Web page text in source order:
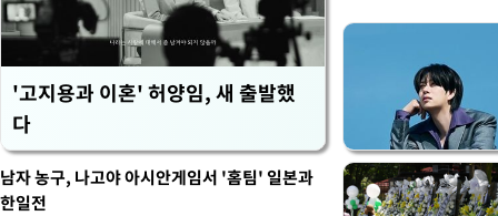
'고지용과 이혼' 허양임, 새 출발했
다
남자 농구, 나고야 아시안게임서 '홈팀' 일본과
한일전